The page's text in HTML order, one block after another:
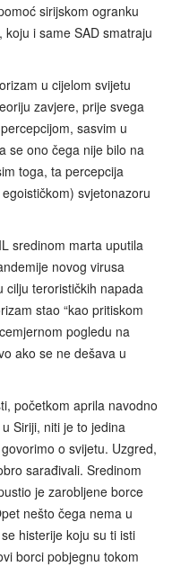
sirijskom ogranku
i same SAD smatraju
u cijelom svijetu
zavjere, prije svega
sasvim u
se ono čega nije bilo na
toga, ta percepcija
svjetonazoru
sredinom marta uputila
novog virusa
cilju terorističkih napada
stao “kao pritiskom
pogledu na
ako se ne dešava u
početkom aprila navodno
Siriji, niti je to jedina
o svijetu. Uzgred,
sarađivali. Sredinom
je zarobljene borce
nešto čega nema u
histerije koju su ti isti
borci pobjegnu tokom